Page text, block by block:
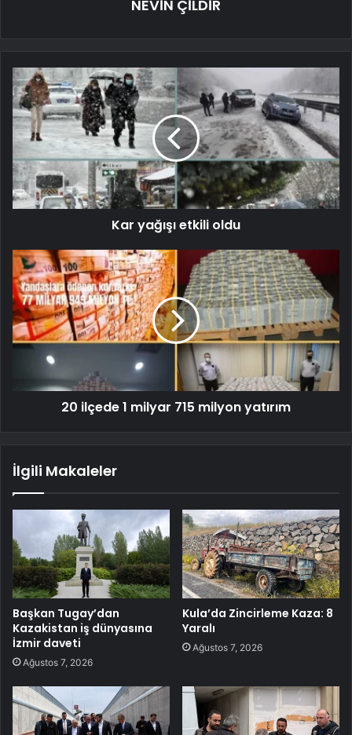
NEVİN ÇİLDİR
Kar yağışı etkili oldu
20 ilçede 1 milyar 715 milyon yatırım
İlgili Makaleler
Başkan Tugay’dan
Kazakistan iş dünyasına
İzmir daveti
Ağustos 7, 2026
Kula’da Zincirleme Kaza: 8
Yaralı
Ağustos 7, 2026